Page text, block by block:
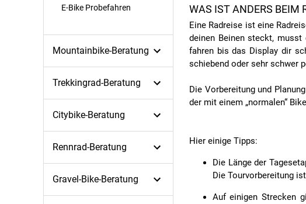
E-Bike Probefahren
Mountainbike-Beratung
Trekkingrad-Beratung
Citybike-Beratung
Rennrad-Beratung
Gravel-Bike-Beratung
WAS IST ANDERS BEIM
Eine Radreise ist eine
deinen Beinen steckt,
fahren bis das Display dir
schiebend oder sehr schwer
Die Vorbereitung und
der mit einem „normalen“
Hier einige Tipps:
Die Länge der
Die Tourvorbereitung
Auf einigen Strecken